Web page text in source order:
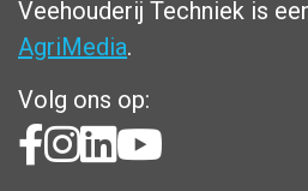
Veehouderij Techniek is
AgriMedia.
Volg ons op: